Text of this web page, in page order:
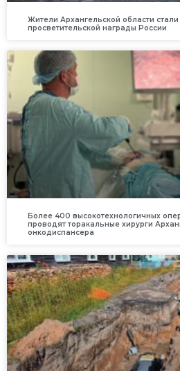
Жители Архангельской области
просветительской награды России
Более 400 высокотехнологичных
проводят торакальные хирурги
онкодиспансера